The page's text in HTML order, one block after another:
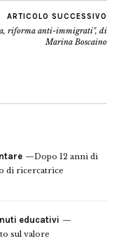
ARTICOLO SUCCESSIVO
riforma anti-immigrati", di
Marina Boscaino
Dopo 12 anni di
di ricercatrice
educativi
sul valore